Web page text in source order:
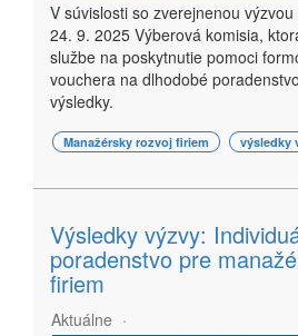
V súvislosti so zverejnenou
24. 9. 2025 Výberová komisia,
službe na poskytnutie pomoci
vouchera na dlhodobé
výsledky.
Manažérsky rozvoj firiem výsledky
Výsledky výzvy:
poradenstvo pre
firiem
Aktuálne